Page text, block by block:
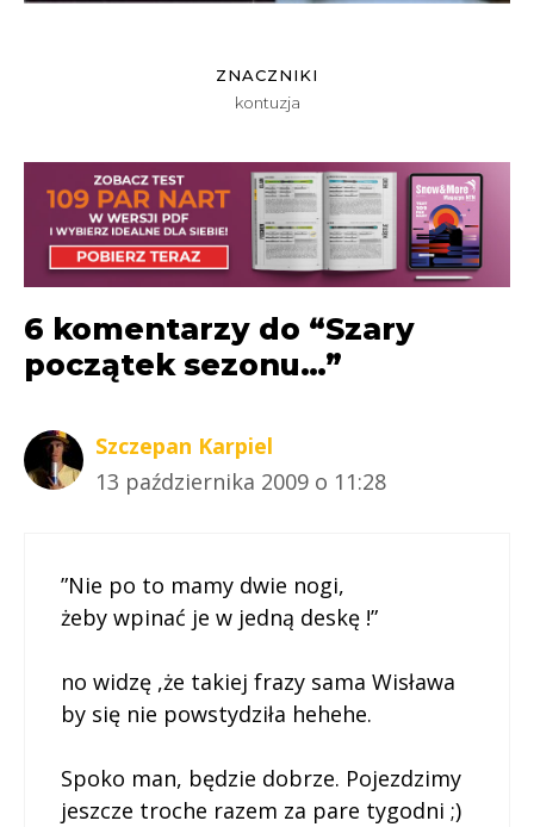
ZNACZNIKI
kontuzja
6 komentarzy do “Szary
początek sezonu…”
Szczepan Karpiel
13 października 2009 o 11:28
”Nie po to mamy dwie nogi,
żeby wpinać je w jedną deskę !”
no widzę ,że takiej frazy sama Wisława
by się nie powstydziła hehehe.
Spoko man, będzie dobrze. Pojezdzimy
jeszcze troche razem za pare tygodni ;)